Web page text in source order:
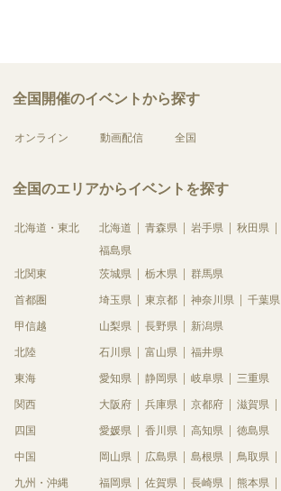
全国開催のイベントから探す
オンライン 動画配信 全国
全国のエリアからイベントを探す
北海道・東北 北海道 青森県 岩手県 秋田県
福島県
北関東
茨城県 栃木県 群馬県
首都圏 埼玉県 東京都 神奈川県 千葉県
甲信越 山梨県 長野県 新潟県
北陸 石川県 富山県 福井県
東海 愛知県 静岡県 岐阜県 三重県
関西 大阪府 兵庫県 京都府 滋賀県
四国 愛媛県 香川県 高知県 徳島県
中国 岡山県 広島県 島根県 鳥取県
九州・沖縄 福岡県 佐賀県 長崎県 熊本県